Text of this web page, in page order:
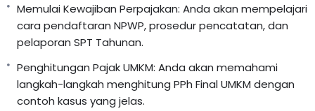
Memulai Kewajiban Perpajakan: Anda akan mempelajari
cara pendaftaran NPWP, prosedur pencatatan, dan
pelaporan SPT Tahunan.
Penghitungan Pajak UMKM: Anda akan memahami
langkah-langkah menghitung PPh Final UMKM dengan
contoh kasus yang jelas.